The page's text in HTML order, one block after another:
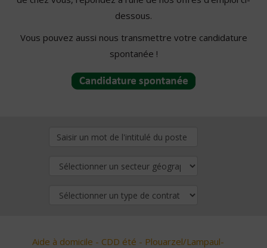
dessous.
Vous pouvez aussi nous transmettre votre candidature
spontanée !
Aide à domicile - CDD été - Plouarzel/Lampaul-